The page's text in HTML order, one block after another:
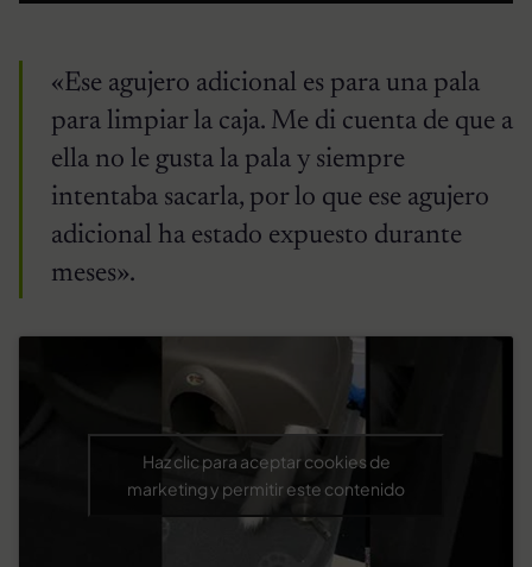
«Ese agujero adicional es para una pala
para limpiar la caja. Me di cuenta de que a
ella no le gusta la pala y siempre
intentaba sacarla, por lo que ese agujero
adicional ha estado expuesto durante
meses».
Haz clic para aceptar cookies de
marketing y permitir este contenido